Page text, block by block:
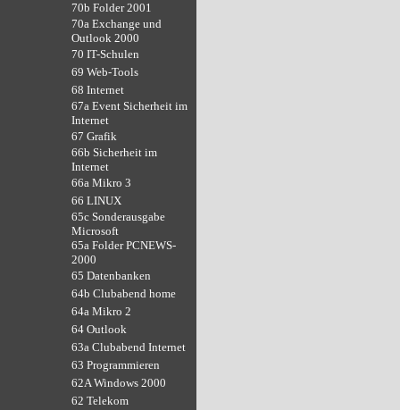
70b Folder 2001
70a Exchange und
Outlook 2000
70 IT-Schulen
69 Web-Tools
68 Internet
67a Event Sicherheit im
Internet
67 Grafik
66b Sicherheit im
Internet
66a Mikro 3
66 LINUX
65c Sonderausgabe
Microsoft
65a Folder PCNEWS-
2000
65 Datenbanken
64b Clubabend home
64a Mikro 2
64 Outlook
63a Clubabend Internet
63 Programmieren
62A Windows 2000
62 Telekom